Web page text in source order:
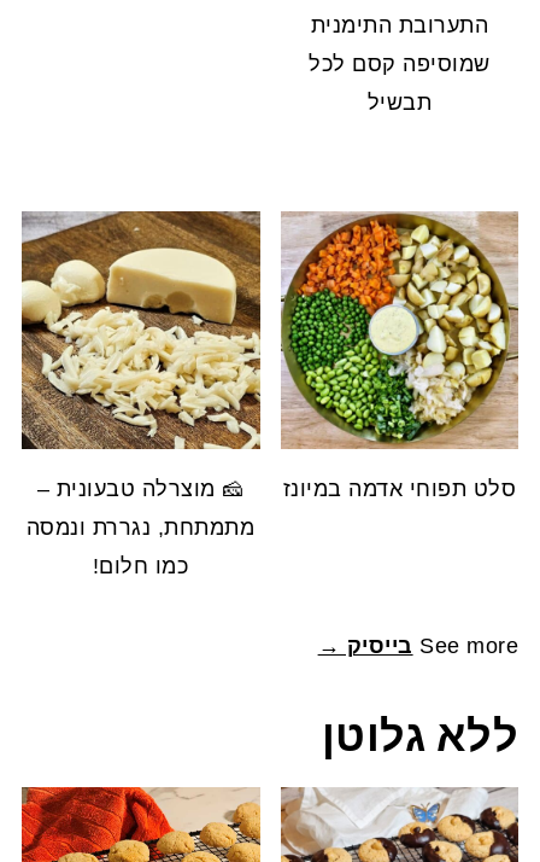
התערובת התימנית
שמוסיפה קסם לכל
תבשיל
סלט תפוחי אדמה במיונז
🧀 מוצרלה טבעונית –
מתמתחת, נגררת ונמסה
כמו חלום!
See more בייסיק →
ללא גלוטן